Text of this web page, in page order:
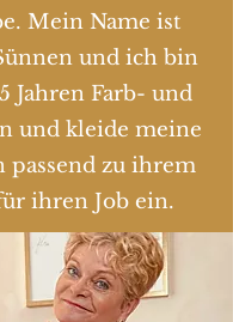
Mein Name ist
und ich bin
Jahren Farb- und
und kleide meine
passend zu ihrem
ihren Job ein.